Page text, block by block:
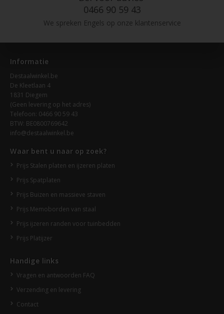
0466 90 59 43
We spreken Engels op onze klantenservice
Informatie
Destaalwinkel.be
De Kleetlaan 4
1831 Diegem
(Geen levering op het adres)
Telefoon: 0466 90 59 43
BTW: BE0800769642
info@destaalwinkel.be
Waar bent u naar op zoek?
Prijs Stalen platen en ijzeren platen
Prijs Spatplaten
Prijs Buizen en massieve staven
Prijs Memoborden van staal
Prijs ijzeren randen voor tuinbedden
Prijs Platijzer
Handige links
Vragen en antwoorden FAQ
Verzending en levering
Contact